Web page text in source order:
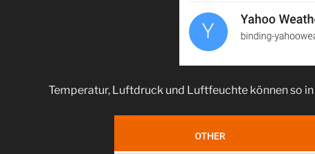
Temperatur, Luftdruck und Luftfeuchte können so